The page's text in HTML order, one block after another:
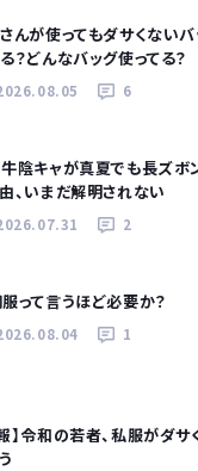
んが使ってもダサくないバ
？どんなバッグ使ってる？
6
陰キャが真夏でも長ズボ
、いまだ解明されない
2
って言うほど必要か？
1
】令和の若者、私服がダサ